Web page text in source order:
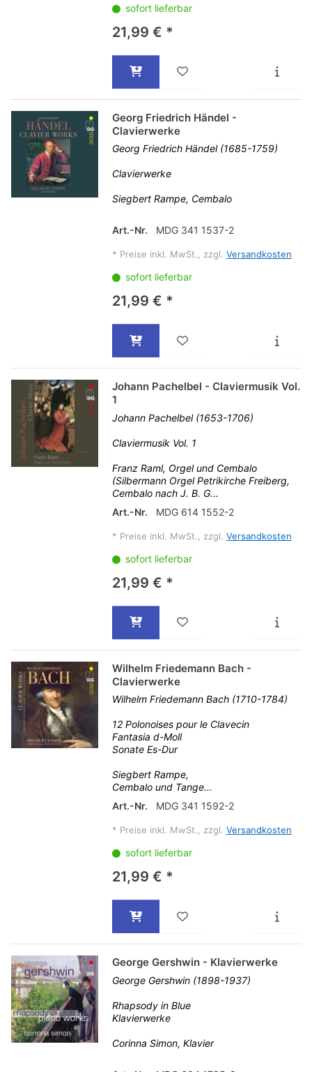
sofort lieferbar
21,99 € *
Georg Friedrich Händel -
Clavierwerke
Georg Friedrich Händel (1685-1759)
Clavierwerke
Siegbert Rampe, Cembalo
Art.-Nr. MDG 341 1537-2
* Preise inkl. MwSt., zzgl. Versandkosten
sofort lieferbar
21,99 € *
Johann Pachelbel - Claviermusik Vol.
1
Johann Pachelbel (1653-1706)
Claviermusik Vol. 1
Franz Raml, Orgel und Cembalo
(Silbermann Orgel Petrikirche Freiberg,
Cembalo nach J. B. G...
Art.-Nr.
MDG 614 1552-2
* Preise inkl. MwSt., zzgl. Versandkosten
sofort lieferbar
21,99 € *
Wilhelm Friedemann Bach -
Clavierwerke
Wilhelm Friedemann Bach (1710-1784)
12 Polonoises pour le Clavecin
Fantasia d-Moll
Sonate Es-Dur
Siegbert Rampe,
Cembalo und Tange...
Art.-Nr.
MDG 341 1592-2
* Preise inkl. MwSt., zzgl. Versandkosten
sofort lieferbar
21,99 € *
George Gershwin - Klavierwerke
George Gershwin (1898-1937)
Rhapsody in Blue
Klavierwerke
Corinna Simon, Klavier